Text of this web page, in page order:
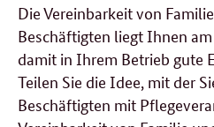
Die Vereinbarkeit von
Beschäftigten liegt Ihnen
damit in Ihrem Betrieb gute
Teilen Sie die Idee, mit der
Beschäftigten mit